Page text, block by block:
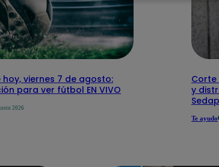
hoy, viernes 7 de agosto:
para ver fútbol EN VIVO
2026
Corte
y
Te ayudo